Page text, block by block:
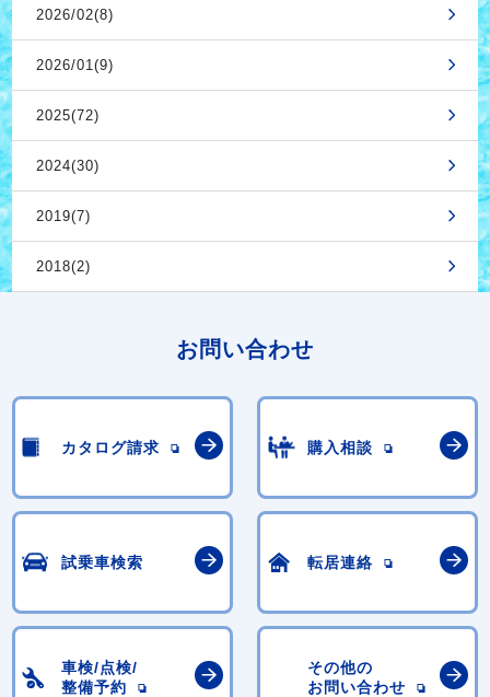
2026/02(8)
2026/01(9)
2025(72)
2024(30)
2019(7)
2018(2)
お問い合わせ
カタログ請求 購入相談
試乗車検索 転居連絡
車検/点検/
整備予約
その他の
お問い合わせ